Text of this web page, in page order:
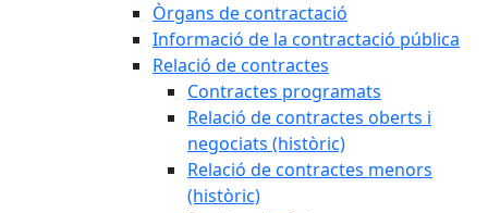
Òrgans de contractació
Informació de la contractació pública
Relació de contractes
Contractes programats
Relació de contractes oberts i
negociats (històric)
Relació de contractes menors
(històric)